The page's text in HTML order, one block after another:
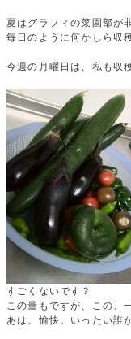
夏はグラフィの菜園部が
毎日のように何かしら収
今週の月曜日は、私も収
すごくないです？
この量もですが、この、
あは。愉快。いったい誰